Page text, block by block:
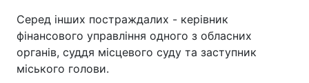
Серед інших постраждалих - керівник
фінансового управління одного з обласних
органів, суддя місцевого суду та заступник
міського голови.